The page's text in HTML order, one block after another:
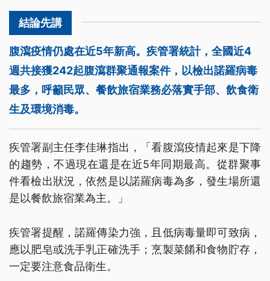
腹瀉疫情仍處在近5年新高。疾管署統計，全國近4
週共接獲242起腹瀉群聚通報案件，以檢出諾羅病毒
最多，呼籲民眾、餐飲旅宿業務必落實手部、飲食衛
生及環境消毒。
疾管署副主任李佳琳指出，「看腹瀉疫情起來是下降
的趨勢，不過現在還是在近5年同期最高。從群聚事
件看檢出狀況，依然是以諾羅病毒為多，發生場所還
是以餐飲旅宿業為主。」
疾管署提醒，諾羅傳染力強，且低病毒量即可致病，
應以肥皂或洗手乳正確洗手；烹製菜餚和食物貯存，
一定要注意食品衛生。